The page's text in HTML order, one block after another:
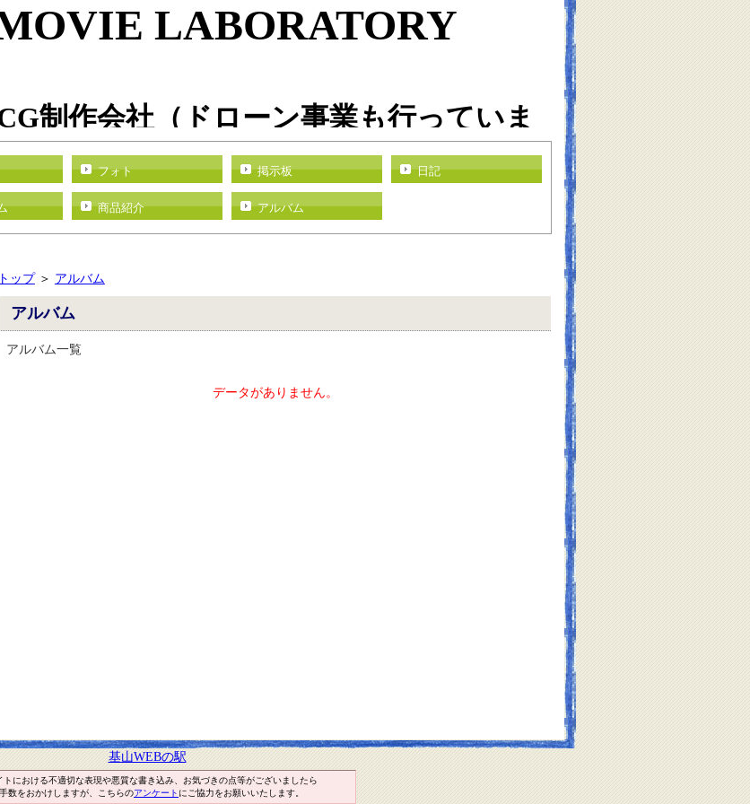
LABORATORY
制作会社 （ドローン事業も行っていま
フォト 掲示板 日記
商品紹介 アルバム
トップ＞ アルバム
アルバム
アルバム一覧
データがありません。
基山WEBの駅
トにおける不適切な表現や悪質な書き込み、お気づきの点等がございましたら
数をおかけしますが、こちらのアンケート にご協力をお願いいたします。